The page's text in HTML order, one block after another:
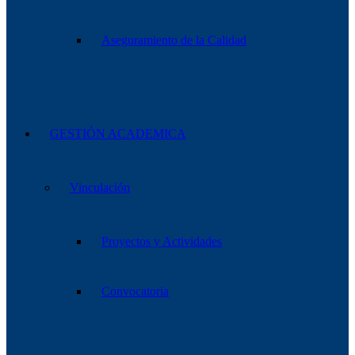
Aseguramiento de la Calidad
GESTIÓN ACADEMICA
Vinculación
Proyectos y Actividades
Convocatoria